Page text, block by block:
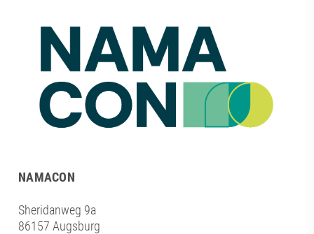
NAMACON
Sheridanweg 9a
86157 Augsburg